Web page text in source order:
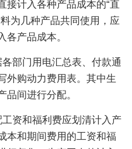
接计入各种产品成本的“直
为几种产品共同使用，应
各产品成本。
部门用电汇总表、付款通
外购动力费用表。其中生
品间进行分配。
资和福利费应划清计入产
本和期间费用的工资和福